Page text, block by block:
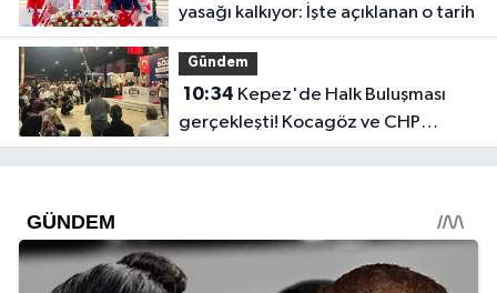
yasağı kalkıyor: İşte açıklanan o tarih
Gündem
10:34
gerçekleşti! Kocagöz ve CHP
yönetimi vatandaşı dinledi